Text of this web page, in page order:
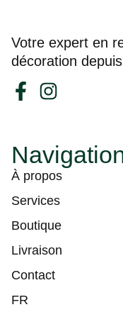
Votre expert en
décoration
À propos
Services
Boutique
Livraison
Contact
FR